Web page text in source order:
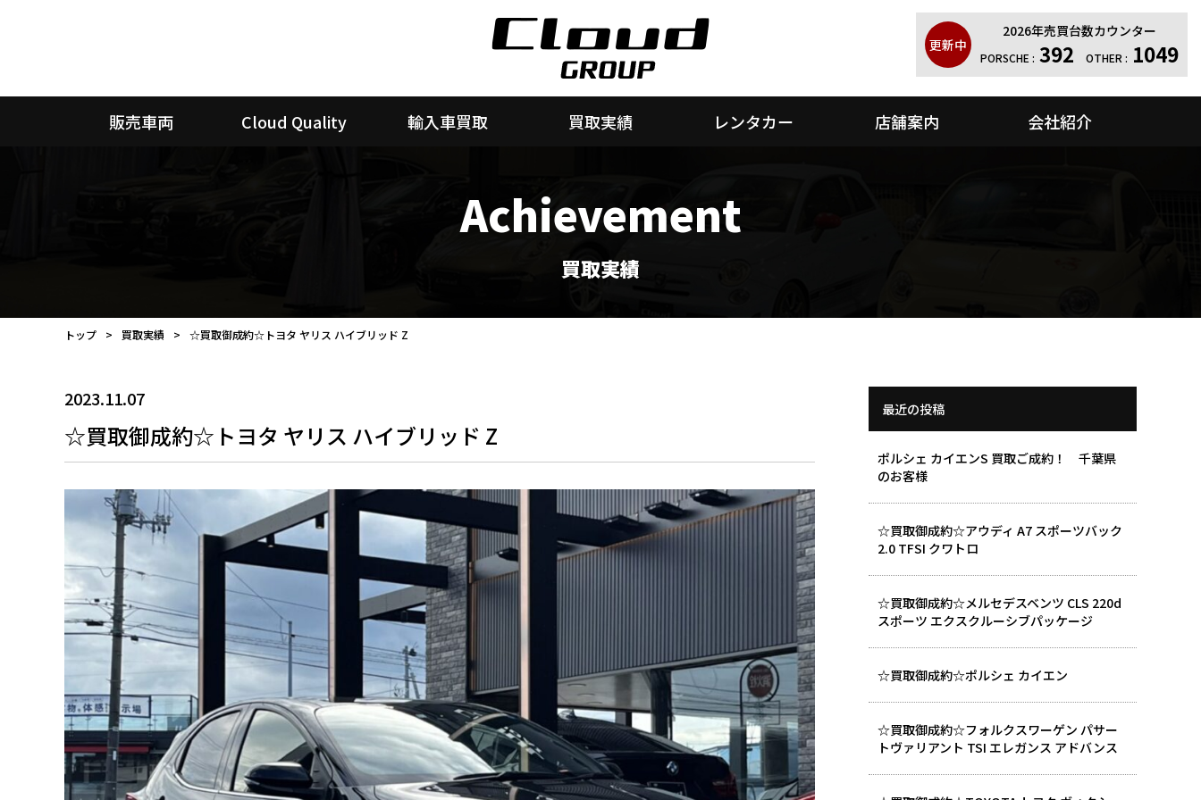
更新中
2026年売買台数カウンター
PORSCHE : 392 OTHER : 1049
販売車両 Cloud Quality 輸入車買取 買取実績 レンタカー 店舗案内 会社紹介
Achievement
買取実績
トップ 買取実績 ☆買取御成約☆トヨタ ヤリス ハイブリッド Z
2023.11.07
☆買取御成約☆トヨタ ヤリス ハイブリッド Z
最近の投稿
ポルシェ カイエンS 買取ご成約！ 千葉県
のお客様
☆買取御成約☆アウディ A7 スポーツバック
2.0 TFSI クワトロ
☆買取御成約☆メルセデスベンツ CLS 220d
スポーツ エクスクルーシブパッケージ
☆買取御成約☆ポルシェ カイエン
☆買取御成約☆フォルクスワーゲン パサー
トヴァリアント TSI エレガンス アドバンス